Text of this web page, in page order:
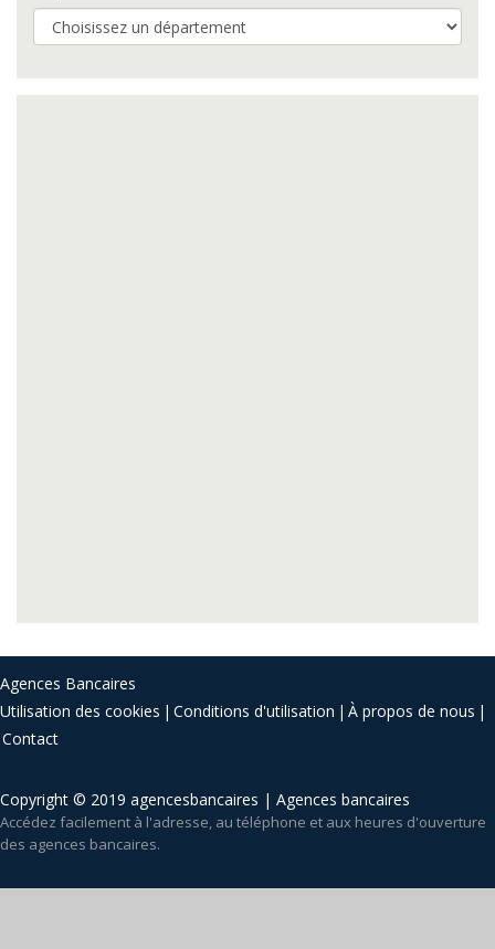
Agences Bancaires
Utilisation des cookies
Conditions d'utilisation
À propos de nous
Contact
Copyright © 2019 agencesbancaires | Agences bancaires
Accédez facilement à l'adresse, au téléphone et aux heures d'ouverture
des agences bancaires.